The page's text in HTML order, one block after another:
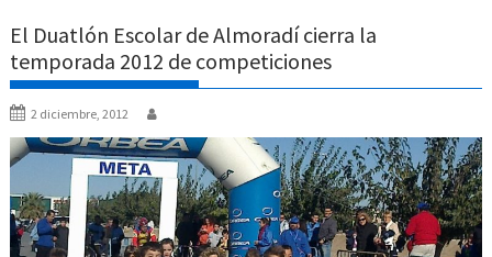
El Duatlón Escolar de Almoradí cierra la
temporada 2012 de competiciones
2 diciembre, 2012